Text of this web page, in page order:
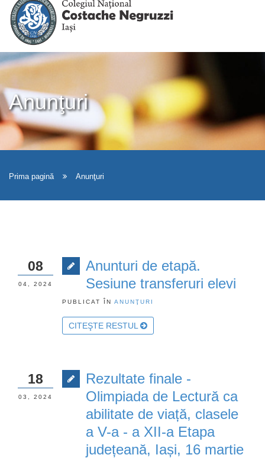
Anunţuri
Prima pagină Anunţuri
Anunturi de etapă.
Sesiune transferuri elevi
PUBLICAT ÎN ANUNŢURI
CITEŞTE RESTUL
08
04, 2024
Rezultate finale -
Olimpiada de Lectură ca
abilitate de viață, clasele
a V-a - a XII-a Etapa
județeană, Iași, 16 martie
18
03, 2024